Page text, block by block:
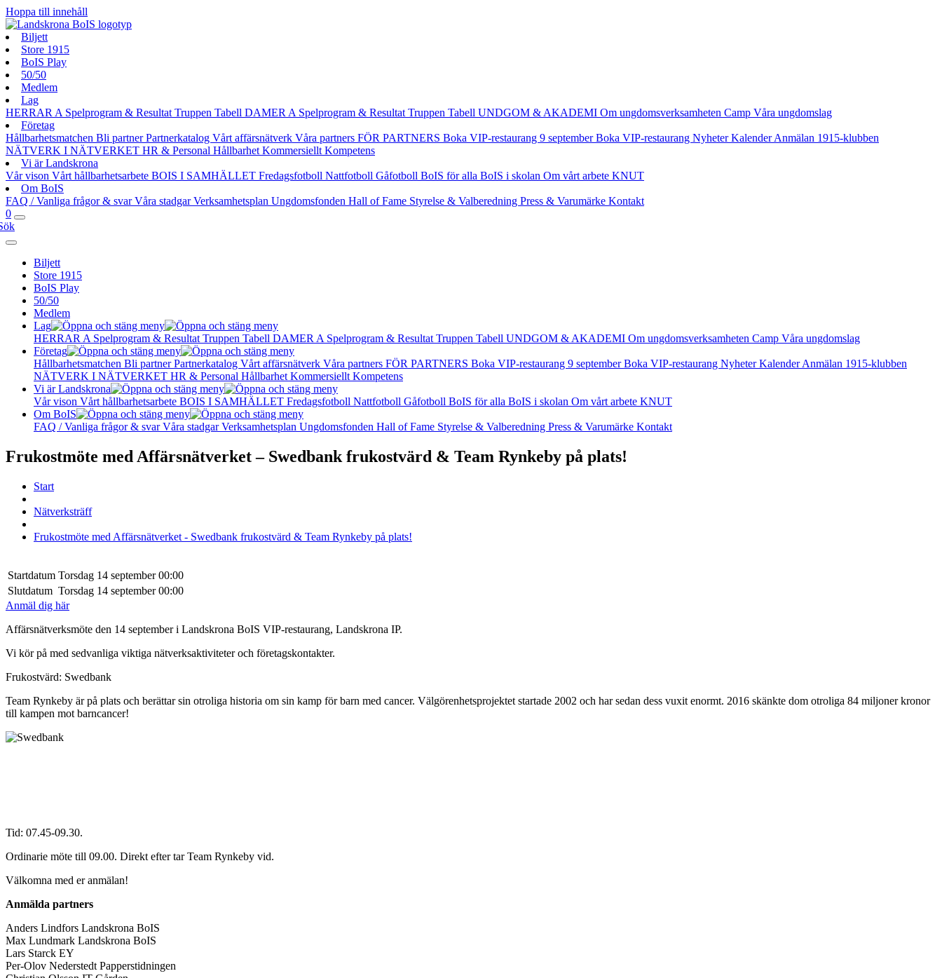
Hoppa till innehåll
Biljett
Store 1915
BoIS Play
50/50
Medlem
Lag
HERRAR A Spelprogram & Resultat Truppen Tabell DAMER A Spelprogram & Resultat Truppen Tabell UNDGOM & AKADEMI Om ungdomsverksamheten Camp Våra ungdomslag
Företag
Hållbarhetsmatchen Bli partnerPartnerkatalog Vårt affärsnätverk Våra partners FÖR PARTNERS Boka VIP-restaurang 9 septemberBoka VIP-restaurang NyheterKalenderAnmälan 1915-klubben
NÄTVERK I NÄTVERKET HR & Personal Hållbarhet Kommersiellt Kompetens
Vi är Landskrona
Vår vison Vårt hållbarhetsarbete BOIS I SAMHÄLLET Fredagsfotboll Nattfotboll Gåfotboll BoIS för alla BoIS i skolan Om vårt arbete KNUT
Om BoIS
FAQ / Vanliga frågor & svarVåra stadgarVerksamhetsplan Ungdomsfonden Hall of Fame Styrelse & Valberedning Press & Varumärke Kontakt
0
Biljett
Store 1915
BoIS Play
50/50
Medlem
Lag
HERRAR A Spelprogram & Resultat Truppen Tabell DAMER A Spelprogram & Resultat Truppen Tabell UNDGOM & AKADEMI Om ungdomsverksamheten Camp Våra ungdomslag
Företag
Hållbarhetsmatchen Bli partnerPartnerkatalog Vårt affärsnätverk Våra partners FÖR PARTNERS Boka VIP-restaurang 9 septemberBoka VIP-restaurang NyheterKalenderAnmälan 1915-klubben
NÄTVERK I NÄTVERKET HR & Personal Hållbarhet Kommersiellt Kompetens
Vi är Landskrona
Vår vison Vårt hållbarhetsarbete BOIS I SAMHÄLLET Fredagsfotboll Nattfotboll Gåfotboll BoIS för alla BoIS i skolan Om vårt arbete KNUT
Om BoIS
FAQ / Vanliga frågor & svarVåra stadgarVerksamhetsplan Ungdomsfonden Hall of Fame Styrelse & Valberedning Press & Varumärke Kontakt
Frukostmöte med Affärsnätverket – Swedbank frukostvärd & Team Rynkeby på plats!
Start
Nätverksträff
Frukostmöte med Affärsnätverket - Swedbank frukostvärd & Team Rynkeby på plats!
Startdatum Torsdag 14 september 00:00
Slutdatum Torsdag 14 september 00:00
Anmäl dig här
Affärsnätverksmöte den 14 september i Landskrona BoIS VIP-restaurang, Landskrona IP.
Vi kör på med sedvanliga viktiga nätverksaktiviteter och företagskontakter.
Frukostvärd: Swedbank
Team Rynkeby är på plats och berättar sin otroliga historia om sin kamp för barn med cancer. Välgörenhetsprojektet startade 2002 och har sedan dess vuxit enormt. 2016 skänkte dom otroliga 84 miljoner kronor
till kampen mot barncancer!
Tid: 07.45-09.30.
Ordinarie möte till 09.00. Direkt efter tar Team Rynkeby vid.
Välkomna med er anmälan!
Anmälda partners
Anders Lindfors Landskrona BoIS
Max Lundmark Landskrona BoIS
Lars Starck EY
Per-Olov Nederstedt Papperstidningen